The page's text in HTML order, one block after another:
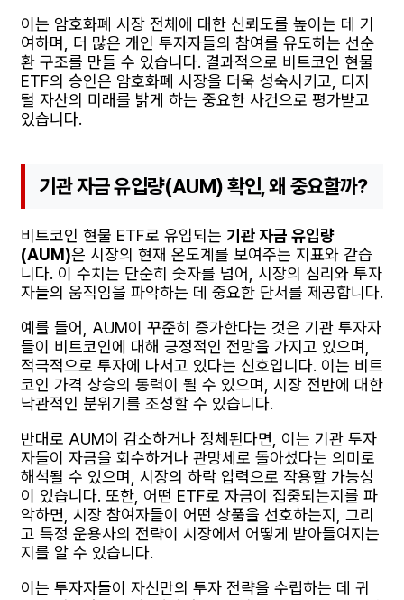
이는 암호화폐 시장 전체에 대한 신뢰도를 높이는 데 기
여하며, 더 많은 개인 투자자들의 참여를 유도하는 선순
환 구조를 만들 수 있습니다. 결과적으로 비트코인 현물
ETF의 승인은 암호화폐 시장을 더욱 성숙시키고, 디지
털 자산의 미래를 밝게 하는 중요한 사건으로 평가받고
있습니다.
기관 자금 유입량(AUM) 확인, 왜 중요할까?
비트코인 현물 ETF로 유입되는 기관 자금 유입량
(AUM)은 시장의 현재 온도계를 보여주는 지표와 같습
니다. 이 수치는 단순히 숫자를 넘어, 시장의 심리와 투자
자들의 움직임을 파악하는 데 중요한 단서를 제공합니다.
예를 들어, AUM이 꾸준히 증가한다는 것은 기관 투자자
들이 비트코인에 대해 긍정적인 전망을 가지고 있으며,
적극적으로 투자에 나서고 있다는 신호입니다. 이는 비트
코인 가격 상승의 동력이 될 수 있으며, 시장 전반에 대한
낙관적인 분위기를 조성할 수 있습니다.
반대로 AUM이 감소하거나 정체된다면, 이는 기관 투자
자들이 자금을 회수하거나 관망세로 돌아섰다는 의미로
해석될 수 있으며, 시장의 하락 압력으로 작용할 가능성
이 있습니다. 또한, 어떤 ETF로 자금이 집중되는지를 파
악하면, 시장 참여자들이 어떤 상품을 선호하는지, 그리
고 특정 운용사의 전략이 시장에서 어떻게 받아들여지는
지를 알 수 있습니다.
이는 투자자들이 자신만의 투자 전략을 수립하는 데 귀